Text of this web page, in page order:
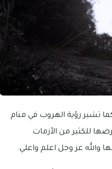
تشير رؤية الهروب في منام
للكثير من الأزمات
والله عز وجل اعلم واعلي.